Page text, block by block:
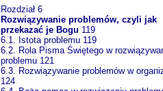
Rozdział 6
Rozwiązywanie problemów, czyli jak
przekazać je Bogu 119
6.1. Istota problemu 119
6.2. Rola Pisma Świętego w
problemu 121
6.3. Rozwiązywanie problemów w
124